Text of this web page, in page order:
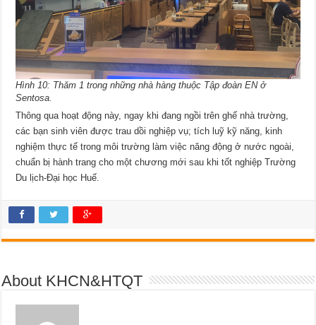
Hình 10: Thăm 1 trong những nhà hàng thuộc Tập đoàn EN ở
Sentosa.
Thông qua hoạt động này, ngay khi đang ngồi trên ghế nhà trường,
các bạn sinh viên được trau dồi nghiệp vụ; tích luỹ kỹ năng, kinh
nghiệm thực tế trong môi trường làm việc năng động ở nước ngoài,
chuẩn bị hành trang cho một chương mới sau khi tốt nghiệp Trường
Du lịch-Đại học Huế.
About KHCN&HTQT